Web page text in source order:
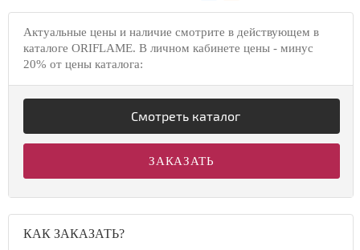
Актуальные цены и наличие смотрите в действующем в
каталоге ORIFLAME. В личном кабинете цены - минус
20% от цены каталога:
Смотреть каталог
ЗАКАЗАТЬ
КАК ЗАКАЗАТЬ?